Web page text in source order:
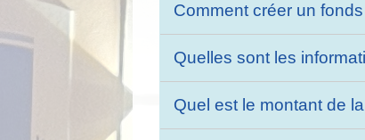
Comment créer un
Quelles sont les
Quel est le montant de